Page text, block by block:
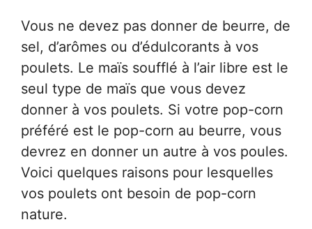
Vous ne devez pas donner de beurre, de
sel, d’arômes ou d’édulcorants à vos
poulets. Le maïs soufflé à l’air libre est le
seul type de maïs que vous devez
donner à vos poulets. Si votre pop-corn
préféré est le pop-corn au beurre, vous
devrez en donner un autre à vos poules.
Voici quelques raisons pour lesquelles
vos poulets ont besoin de pop-corn
nature.